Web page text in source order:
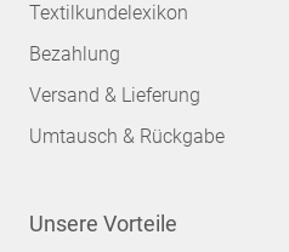
Textilkundelexikon
Bezahlung
Versand & Lieferung
Umtausch & Rückgabe
Unsere Vorteile